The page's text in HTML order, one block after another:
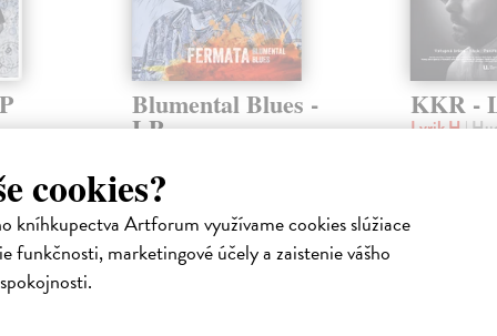
cookies?
kníhkupectva Artforum využívame cookies slúžiace
funkčnosti, marketingové účely a zaistenie vášho
5.
7.
Blumental Blues -
LP
Takmer päťdesiat rokov sa píše
história jednej z najoriginálnejších
československých a slovenských
r...
Na sklade
KKR -
Lyrik H|